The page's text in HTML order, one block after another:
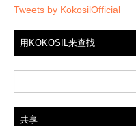
Tweets by KokosilOfficial
用KOKOSIL来查找
共享